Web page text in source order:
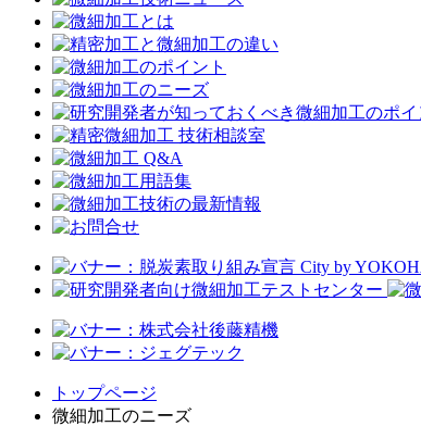
トップページ
微細加工のニーズ